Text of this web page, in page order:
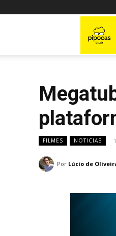
FILMES NOTICIAS
Por Lúcio de